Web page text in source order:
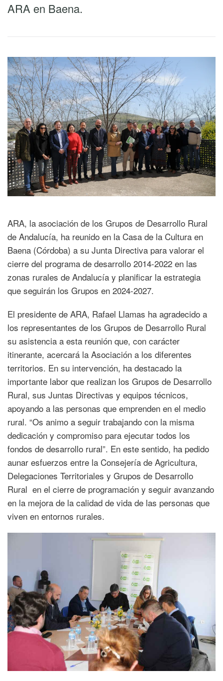
ARA en Baena.
ARA, la asociación de los Grupos de Desarrollo Rural
de Andalucía, ha reunido en la Casa de la Cultura en
Baena (Córdoba) a su Junta Directiva para valorar el
cierre del programa de desarrollo 2014-2022 en las
zonas rurales de Andalucía y planificar la estrategia
que seguirán los Grupos en 2024-2027.
El presidente de ARA, Rafael Llamas ha agradecido a
los representantes de los Grupos de Desarrollo Rural
su asistencia a esta reunión que, con carácter
itinerante, acercará la Asociación a los diferentes
territorios. En su intervención, ha destacado la
importante labor que realizan los Grupos de Desarrollo
Rural, sus Juntas Directivas y equipos técnicos,
apoyando a las personas que emprenden en el medio
rural. “Os animo a seguir trabajando con la misma
dedicación y compromiso para ejecutar todos los
fondos de desarrollo rural”. En este sentido, ha pedido
aunar esfuerzos entre la Consejería de Agricultura,
Delegaciones Territoriales y Grupos de Desarrollo
Rural en el cierre de programación y seguir avanzando
en la mejora de la calidad de vida de las personas que
viven en entornos rurales.